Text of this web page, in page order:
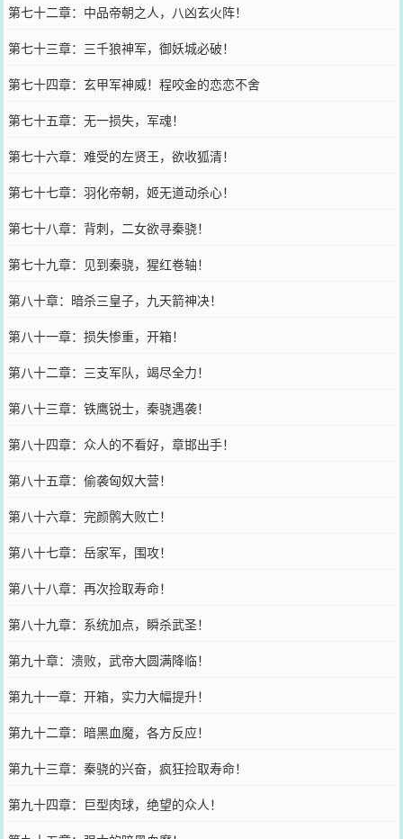
第七十二章：中品帝朝之人，八凶玄火阵！
第七十三章：三千狼神军，御妖城必破！
第七十四章：玄甲军神威！程咬金的恋恋不舍
第七十五章：无一损失，军魂！
第七十六章：难受的左贤王，欲收狐清！
第七十七章：羽化帝朝，姬无道动杀心！
第七十八章：背刺，二女欲寻秦骁！
第七十九章：见到秦骁，猩红卷轴！
第八十章：暗杀三皇子，九天箭神决！
第八十一章：损失惨重，开箱！
第八十二章：三支军队，竭尽全力！
第八十三章：铁鹰锐士，秦骁遇袭！
第八十四章：众人的不看好，章邯出手！
第八十五章：偷袭匈奴大营！
第八十六章：完颜鹘大败亡！
第八十七章：岳家军，围攻！
第八十八章：再次捡取寿命！
第八十九章：系统加点，瞬杀武圣！
第九十章：溃败，武帝大圆满降临！
第九十一章：开箱，实力大幅提升！
第九十二章：暗黑血魔，各方反应！
第九十三章：秦骁的兴奋，疯狂捡取寿命！
第九十四章：巨型肉球，绝望的众人！